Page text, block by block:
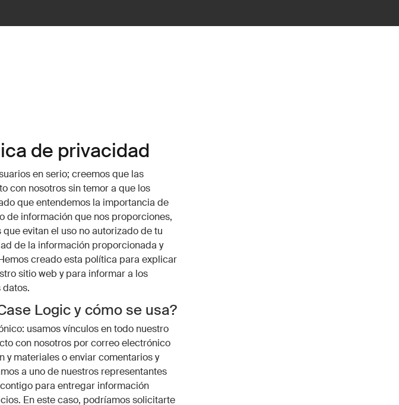
de privacidad
en serio; creemos que las
con nosotros sin temor a que los
que entendemos la importancia de
de información que nos proporciones,
evitan el uso no autorizado de tu
de la información proporcionada y
creado esta política para explicar
sitio web y para informar a los
datos.
Logic y cómo se usa?
usamos vínculos en todo nuestro
con nosotros por correo electrónico
materiales o enviar comentarios y
a uno de nuestros representantes
para entregar información
En este caso, podríamos solicitarte